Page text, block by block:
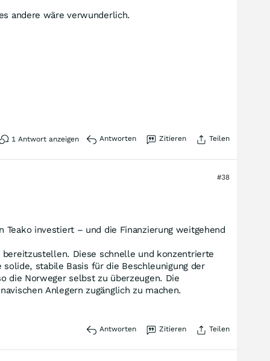
andere wäre verwunderlich.
1 Antwort anzeigen Antworten Zitieren Teilen
#38
investiert – und die Finanzierung weitgehend
Diese schnelle und konzentrierte
stabile Basis für die Beschleunigung der
die Norweger selbst zu überzeugen. Die
Anlegern zugänglich zu machen.
Antworten Zitieren Teilen